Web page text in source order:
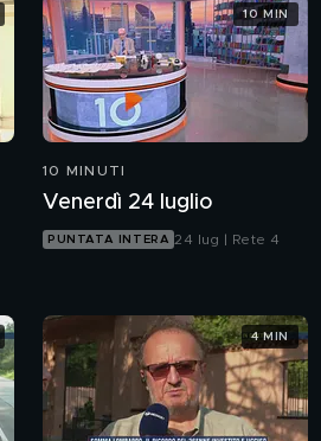
10 MINUTI
Venerdì 24 luglio
PUNTATA INTERA 24 lug | Rete 4
10 MIN
4 MIN